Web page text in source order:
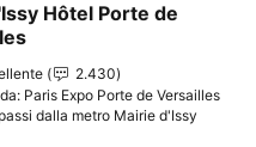
ai preferiti
Hôtel Porte de
2.430
Paris Expo Porte de Versailles
dalla metro Mairie d'Issy